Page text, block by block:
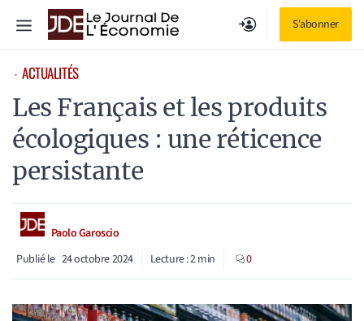
S'abonner
Menu
⋅ ACTUALITÉS
Les Français et les produits
écologiques : une réticence
persistante
Paolo Garoscio
Publié le 24 octobre 2024 Lecture :2min 0